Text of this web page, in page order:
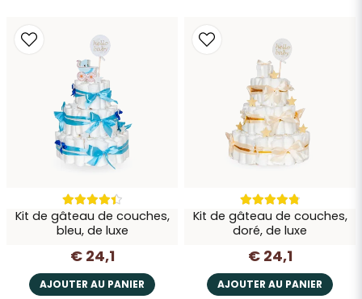
Kit de gâteau de couches,
bleu, de luxe
€ 24,1
AJOUTER AU PANIER
Kit de gâteau de couches,
doré, de luxe
€ 24,1
AJOUTER AU PANIER